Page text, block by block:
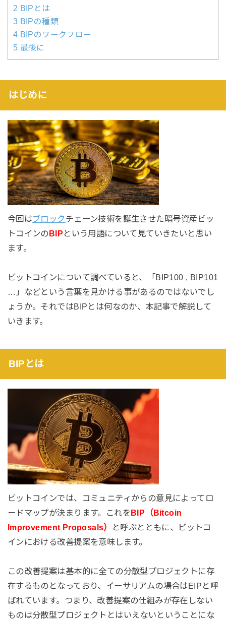
2 BIPとは
3 BIPの種類
4 BIPのワークフロー
5 最後に
はじめに
今回はブロックチェーン技術を誕生させた暗号資産ビッ
トコインのBIP という用語について見ていきたいと思い
ます。
ビットコインについて調べていると、「BIP100 , BIP101
…」などという言葉を見かける事があるのではないでし
ょうか。それではBIPとは何なのか、本記事で解説して
いきます。
BIPとは
ビットコインでは、コミュニティからの意見によってロ
ードマップが決まります。これをBIP（Bitcoin
Improvement Proposals）
と呼ぶとともに、ビットコ
インにおける改善提案を意味します。
この改善提案は基本的に全ての分散型プロジェクトに存
在するものとなっており、イーサリアムの場合はEIPと呼
ばれています。つまり、改善提案の仕組みが存在しない
ものは分散型プロジェクトとはいえないということにな